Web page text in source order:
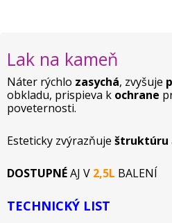
Lak na kameň
Náter rýchlo zasychá, zvyšuje
obkladu, prispieva k ochrane
poveternosti.
Esteticky zvýrazňuje štruktúru
DOSTUPNÉAJ V 2,5L BALENÍ
TECHNICKÝ LIST